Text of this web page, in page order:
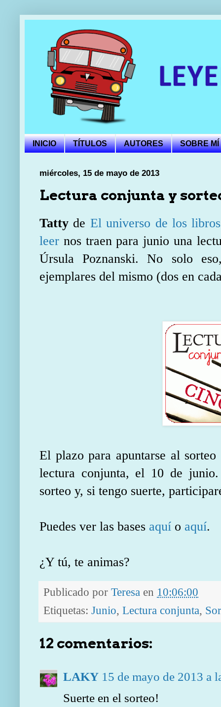
INICIO TÍTULOS AUTORES SOBRE MÍ
miércoles, 15 de mayo de 2013
Lectura conjunta y
Tatty de El universo de los libros
leer nos traen para junio una
Úrsula Poznanski. No solo
ejemplares del mismo (dos en
El plazo para apuntarse al
lectura conjunta, el 10 de
sorteo y, si tengo suerte,
Puedes ver las bases aquí o aquí.
¿Y tú, te animas?
Publicado por Teresa en 10:06:00
Etiquetas: Junio, Lectura conjunta,
12 comentarios:
LAKY 15 de mayo de 2013 a
Suerte en el sorteo!